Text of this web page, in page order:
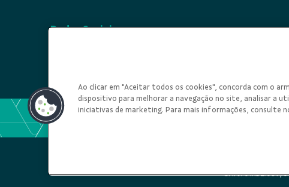
Redes Sociais
CNPJ:
Ao clicar em "Aceitar todos os cookies", concorda com o
dispositivo para melhorar a navegação no site, analisar a
iniciativas de marketing. Para mais informações, consulte